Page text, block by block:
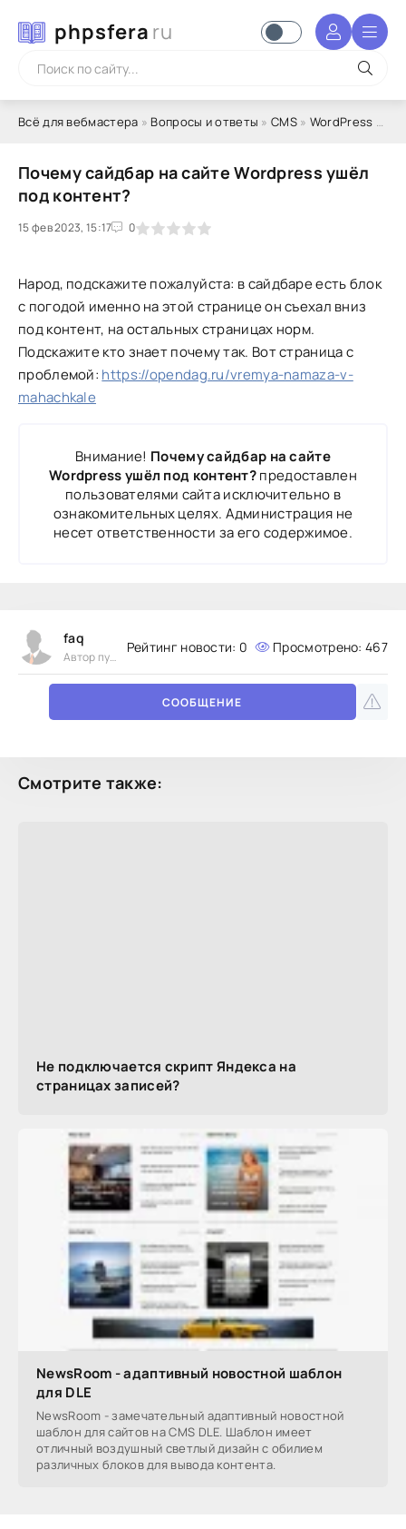
phpsfera ru
Всё для вебмастера » Вопросы и ответы »CMS» WordPress
Почему сайдбар на сайте Wordpress ушёл
под контент?
15 фев 2023, 15:17 0
1 2 3 4 5
Народ, подскажите пожалуйста: в сайдбаре есть блок
с погодой именно на этой странице он съехал вниз
под контент, на остальных страницах норм.
Подскажите кто знает почему так. Вот страница с
проблемой: https://opendag.ru/vremya-namaza-v-
mahachkale
Внимание! Почему сайдбар на сайте
Wordpress ушёл под контент?предоставлен
пользователями сайта исключительно в
ознакомительных целях. Администрация не
несет ответственности за его содержимое.
faq
Автор публикации
Рейтинг новости: 0 Просмотрено: 467
СООБЩЕНИЕ
Смотрите также:
Не подключается скрипт Яндекса на
страницах записей?
NewsRoom - адаптивный новостной шаблон
для DLE
NewsRoom - замечательный адаптивный новостной
шаблон для сайтов на CMS DLE. Шаблон имеет
отличный воздушный светлый дизайн с обилием
различных блоков для вывода контента.